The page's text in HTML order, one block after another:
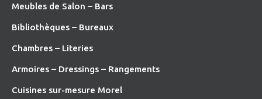
Meubles de Salon – Bars
Bibliothèques – Bureaux
Chambres – Literies
Armoires – Dressings – Rangements
Cuisines sur-mesure Morel